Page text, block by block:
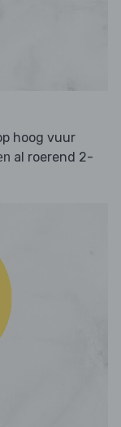
hoog vuur
al roerend 2-